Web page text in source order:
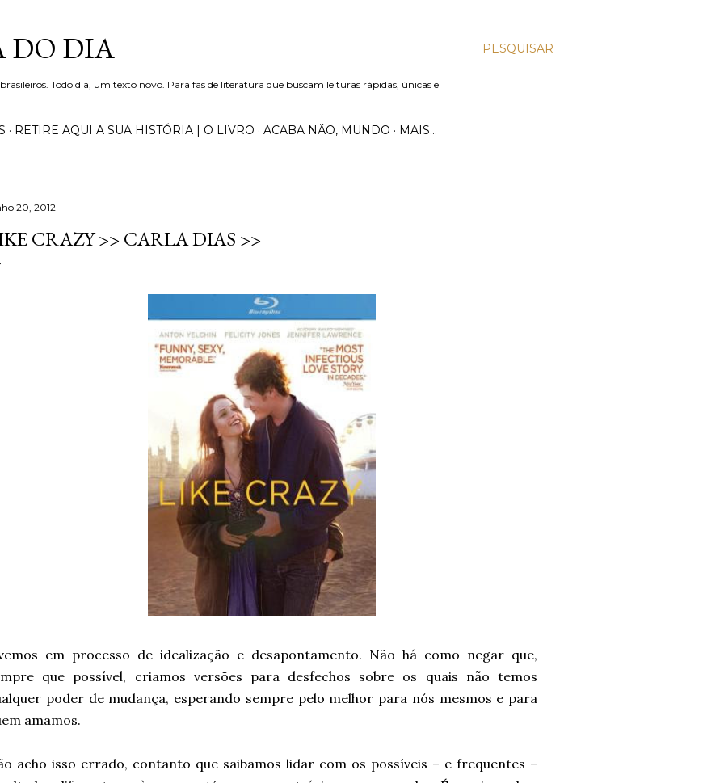
PESQUISAR
DO DIA
Todo dia, um texto novo. Para fãs de literatura que buscam leituras rápidas, únicas e
RETIRE AQUI A SUA HISTÓRIA | O LIVRO ACABA NÃO, MUNDO MAIS…
20, 2012
CRAZY >> CARLA DIAS >>
em processo de idealização e desapontamento. Não há como negar que,
que possível, criamos versões para desfechos sobre os quais não temos
poder de mudança, esperando sempre pelo melhor para nós mesmos e para
amamos.
acho isso errado, contanto que saibamos lidar com os possíveis – e frequentes –